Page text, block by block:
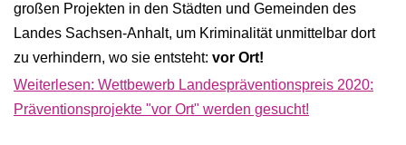
großen Projekten in den Städten und Gemeinden des
Landes Sachsen-Anhalt, um Kriminalität unmittelbar dort
zu verhindern, wo sie entsteht: vor Ort!
Weiterlesen: Wettbewerb Landespräventionspreis 2020:
Präventionsprojekte "vor Ort" werden gesucht!